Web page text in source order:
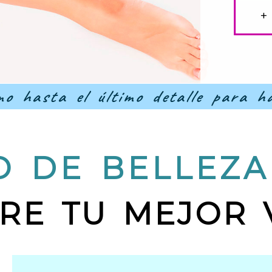
en
hasta el último detalle para
DE
TU MEJOR